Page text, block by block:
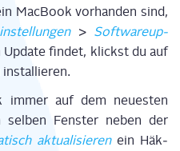
MacBook vor­han­den sind,
> Soft­ware­up­
Update fin­det, klickst du auf
instal­lie­ren.
immer auf dem neu­es­ten
Fens­ter neben der
aktua­li­sie­ren ein Häk­